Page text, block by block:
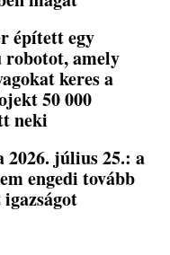
épített egy
robotot, amely
keres a
50 000
neki
2026. július 25.: a
engedi tovább